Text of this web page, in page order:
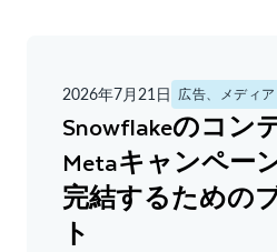
2026年7月21日 広告、メディ
Snowflakeのコン
Metaキャンペー
完結するための
ト